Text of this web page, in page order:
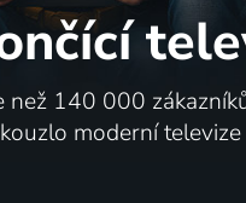
než 140 000
moderní